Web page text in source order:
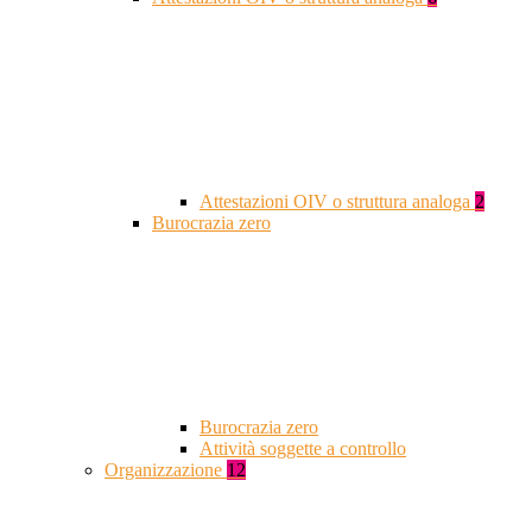
Attestazioni OIV o struttura analoga 2
Burocrazia zero
Burocrazia zero
Attività soggette a controllo
Organizzazione 12